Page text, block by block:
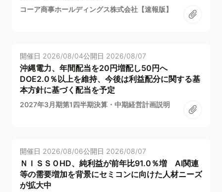
コーア商事ホールディングス株式会社【速報版】
開催日 2026/08/04公開日 2026/08/07
沖縄電力、年間配当を20円増配し50円へ
DOE2.0％以上を維持、今後は利益配分に関する基
本方針に基づく配当を予定
2027年3月期第1四半期決算・中期経営計画説明
開催日 2026/08/06公開日 2026/08/07
ＮＩＳＳＯHD、純利益が前年比91.0％増 AI関連
等の需要増加を背景にセミコンに向けた人材ニーズ
が拡大中